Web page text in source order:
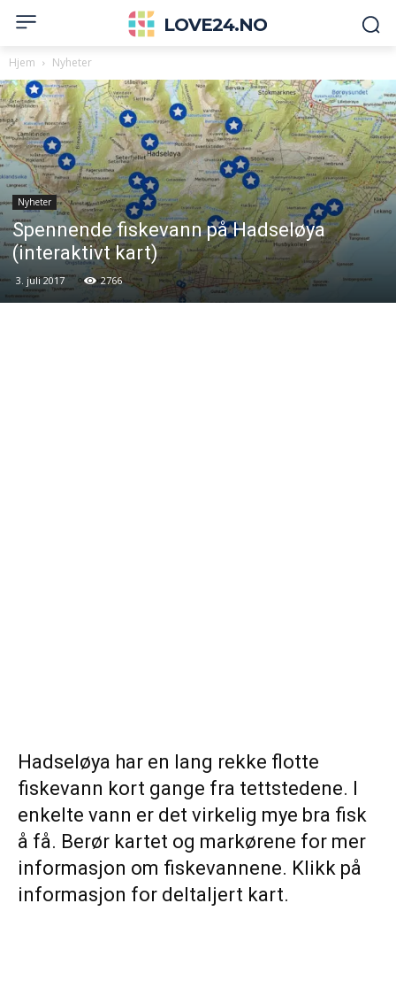
LOVE24.NO
Hjem Nyheter
Nyheter
Spennende fiskevann på Hadseløya
(interaktivt kart)
3. juli 2017 2766
Hadseløya har en lang rekke flotte
fiskevann kort gange fra tettstedene. I
enkelte vann er det virkelig mye bra fisk
å få. Berør kartet og markørene for mer
informasjon om fiskevannene. Klikk på
informasjon for deltaljert kart.